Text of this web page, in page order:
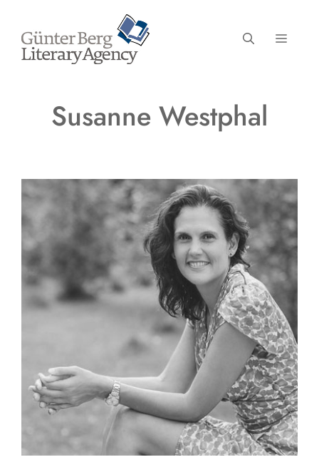
Inhalt
springen
MENÜ
Susanne Westphal